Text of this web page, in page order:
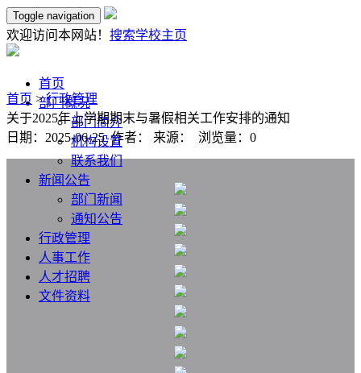
Toggle navigation
欢迎访问本网站！ 搜索学校主页
首页
部门概况
部门简介
机构设置
联系我们
新闻公告
部门新闻
通知公告
行政管理
人事工作
人才招聘
文件资料
首页 >行政管理
关于2025年上学期期末与暑假相关工作安排的通知
日期：2025-06-25 作者： 来源： 浏览量： 0